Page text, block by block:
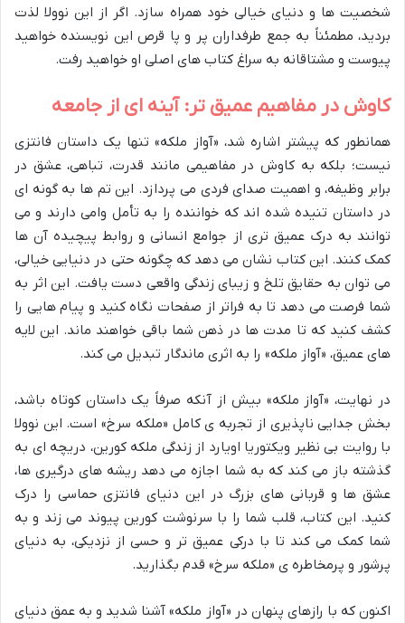
شخصیت ها و دنیای خیالی خود همراه سازد. اگر از این نوولا لذت
بردید، مطمئناً به جمع طرفداران پر و پا قرص این نویسنده خواهید
پیوست و مشتاقانه به سراغ کتاب های اصلی او خواهید رفت.
کاوش در مفاهیم عمیق تر: آینه ای از جامعه
همانطور که پیشتر اشاره شد، «آواز ملکه» تنها یک داستان فانتزی
نیست؛ بلکه به کاوش در مفاهیمی مانند قدرت، تباهی، عشق در
برابر وظیفه، و اهمیت صدای فردی می پردازد. این تم ها به گونه ای
در داستان تنیده شده اند که خواننده را به تأمل وامی دارند و می
توانند به درک عمیق تری از جوامع انسانی و روابط پیچیده آن ها
کمک کنند. این کتاب نشان می دهد که چگونه حتی در دنیایی خیالی،
می توان به حقایق تلخ و زیبای زندگی واقعی دست یافت. این اثر به
شما فرصت می دهد تا به فراتر از صفحات نگاه کنید و پیام هایی را
کشف کنید که تا مدت ها در ذهن شما باقی خواهند ماند. این لایه
های عمیق، «آواز ملکه» را به اثری ماندگار تبدیل می کند.
در نهایت، «آواز ملکه» بیش از آنکه صرفاً یک داستان کوتاه باشد،
بخش جدایی ناپذیری از تجربه ی کامل «ملکه سرخ» است. این نوولا
با روایت بی نظیر ویکتوریا اویارد از زندگی ملکه کورین، دریچه ای به
گذشته باز می کند که به شما اجازه می دهد ریشه های درگیری ها،
عشق ها و قربانی های بزرگ در این دنیای فانتزی حماسی را درک
کنید. این کتاب، قلب شما را با سرنوشت کورین پیوند می زند و به
شما کمک می کند تا با درکی عمیق تر و حسی از نزدیکی، به دنیای
پرشور و پرمخاطره ی «ملکه سرخ» قدم بگذارید.
اکنون که با رازهای پنهان در «آواز ملکه» آشنا شدید و به عمق دنیای